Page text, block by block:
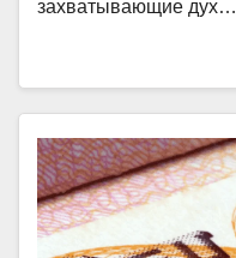
захватывающие дух…